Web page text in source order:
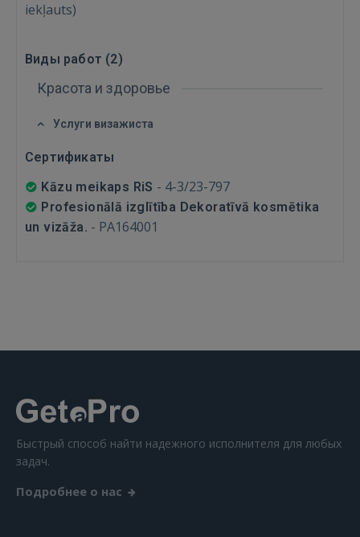
Забыли пароль?
FACEBOOK
iekļauts)
Виды работ (2)
Красота и здоровье
Услуги визажиста
Сертификаты
Kāzu meikaps RiS - 4-3/23-797
Profesionālā izglītība Dekoratīvā kosmētika
un vizāža. - PA164001
Быстрый способ найти надежного исполнителя для любых
задач.
Подробнее о нас